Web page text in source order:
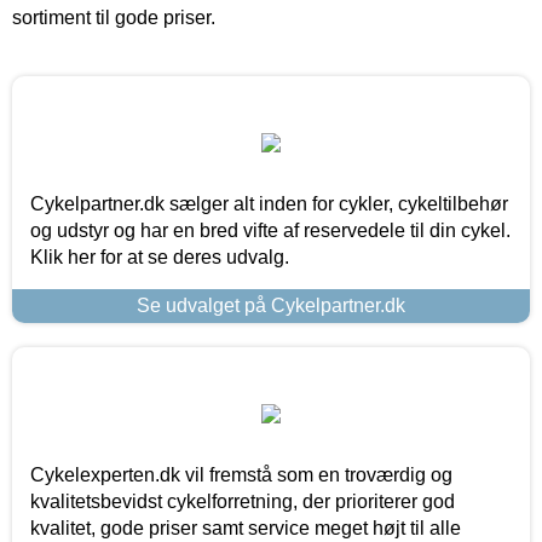
sortiment til gode priser.
Cykelpartner.dk sælger alt inden for cykler, cykeltilbehør
og udstyr og har en bred vifte af reservedele til din cykel.
Klik her for at se deres udvalg.
Se udvalget på Cykelpartner.dk
Cykelexperten.dk vil fremstå som en troværdig og
kvalitetsbevidst cykelforretning, der prioriterer god
kvalitet, gode priser samt service meget højt til alle